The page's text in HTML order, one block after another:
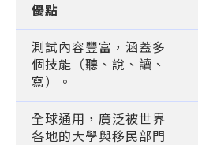
優點
測試內容豐富，涵蓋多
個技能（聽、說、讀、
寫）。
全球通用，廣泛被世界
各地的大學與移民部門